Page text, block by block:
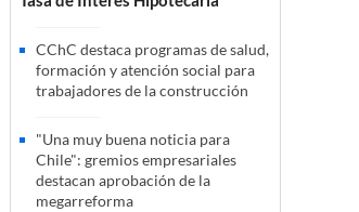
CChC destaca programas de salud,
formación y atención social para
trabajadores de la construcción
"Una muy buena noticia para
Chile": gremios empresariales
destacan aprobación de la
megarreforma